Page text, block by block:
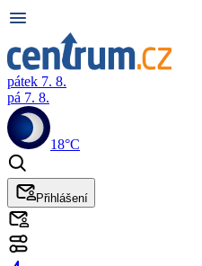
pátek 7. 8.
pá 7. 8.
18°C
Přihlášení